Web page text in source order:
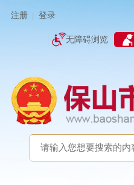
注册 登录
无障碍浏览